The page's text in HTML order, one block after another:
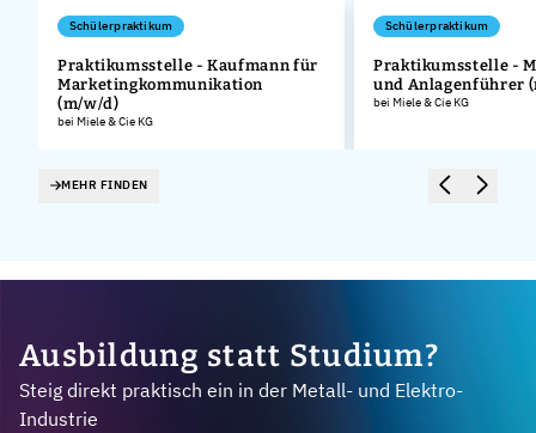
Schülerpraktikum
Praktikumsstelle - Kaufmann für
Marketingkommunikation
(m/w/d)
bei Miele & Cie KG
Schülerpraktikum
Praktikumsstelle -
und Anlagenführer
bei Miele & Cie KG
MEHR FINDEN
Ausbildung statt Studium?
Steig direkt praktisch ein in der Metall- und Elektro-
Industrie